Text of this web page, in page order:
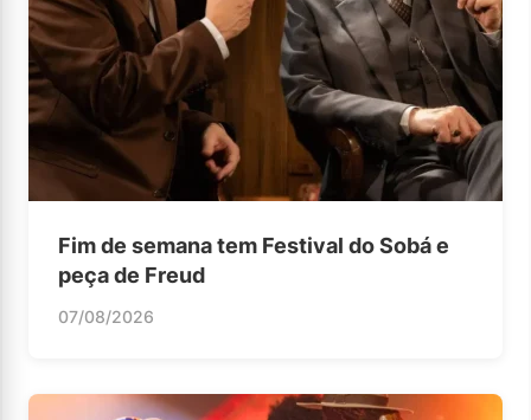
Fim de semana tem Festival do Sobá e
peça de Freud
07/08/2026